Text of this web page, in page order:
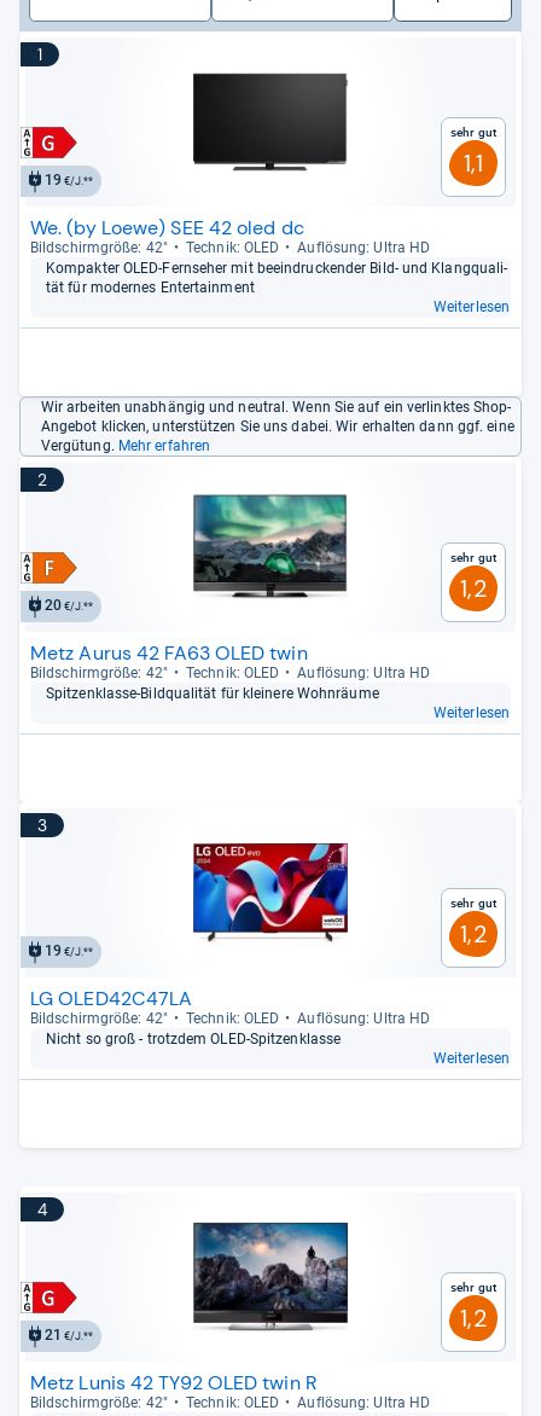
1
19 €/J.**
Sehr gut
1,1
We. (by Loewe) SEE 42 oled dc
Bild­schirm­größe: 42" Tech­nik: OLED
Auf­lö­sung: Ultra HD
Kom­pak­ter OLED-​Fern­se­her mit beein­dru­cken­der Bild-​ und Klang­qua­li­
tät für moder­nes Enter­tain­ment
Weiterlesen
Wir arbeiten unabhängig und neutral. Wenn Sie auf ein verlinktes Shop-
Angebot klicken, unterstützen Sie uns dabei. Wir erhalten dann ggf. eine
Vergütung. Mehr erfahren
2
20€/J.**
Sehr gut
1,2
Metz Aurus 42 FA63 OLED twin
Bild­schirm­größe: 42" Tech­nik: OLED
Auf­lö­sung: Ultra HD
Spit­zen­klasse-​Bild­qua­li­tät für klei­nere Wohn­räume
Weiterlesen
3
19 €/J.**
Sehr gut
1,2
LG OLED42C47LA
Bild­schirm­größe: 42" Tech­nik: OLED
Auf­lö­sung: Ultra HD
Nicht so groß -​ trotz­dem OLED-​Spit­zen­klasse
Weiterlesen
4
21 €/J.**
Sehr gut
1,2
Metz Lunis 42 TY92 OLED twin R
Bild­schirm­größe: 42" Tech­nik: OLED
Auf­lö­sung: Ultra HD